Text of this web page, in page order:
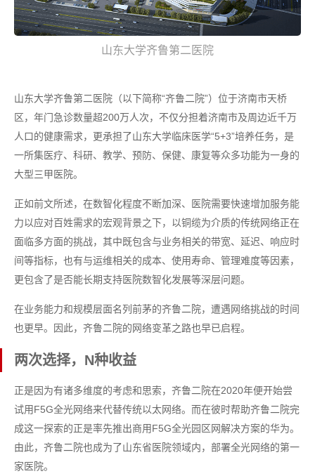
山东大学齐鲁第二医院
山东大学齐鲁第二医院（以下简称“齐鲁二院”）位于济南市天桥
区，年门急诊数量超200万人次，不仅分担着济南市及周边近千万
人口的健康需求，更承担了山东大学临床医学“5+3”培养任务，是
一所集医疗、科研、教学、预防、保健、康复等众多功能为一身的
大型三甲医院。
正如前文所述，在数智化程度不断加深、医院需要快速增加服务能
力以应对百姓需求的宏观背景之下，以铜缆为介质的传统网络正在
面临多方面的挑战，其中既包含与业务相关的带宽、延迟、响应时
间等指标，也有与运维相关的成本、使用寿命、管理难度等因素，
更包含了是否能长期支持医院数智化发展等深层问题。
在业务能力和规模层面名列前茅的齐鲁二院，遭遇网络挑战的时间
也更早。因此，齐鲁二院的网络变革之路也早已启程。
两次选择，N种收益
正是因为有诸多维度的考虑和思索，齐鲁二院在2020年便开始尝
试用F5G全光网络来代替传统以太网络。而在彼时帮助齐鲁二院完
成这一探索的正是率先推出商用F5G全光园区网解决方案的华为。
由此，齐鲁二院也成为了山东省医院领域内，部署全光网络的第一
家医院。